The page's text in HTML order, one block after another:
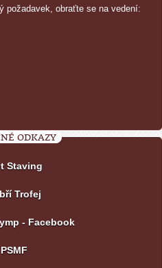
požadavek, obraťte se na vedení:
ODKAZY
Staving
Trofej
- Facebook